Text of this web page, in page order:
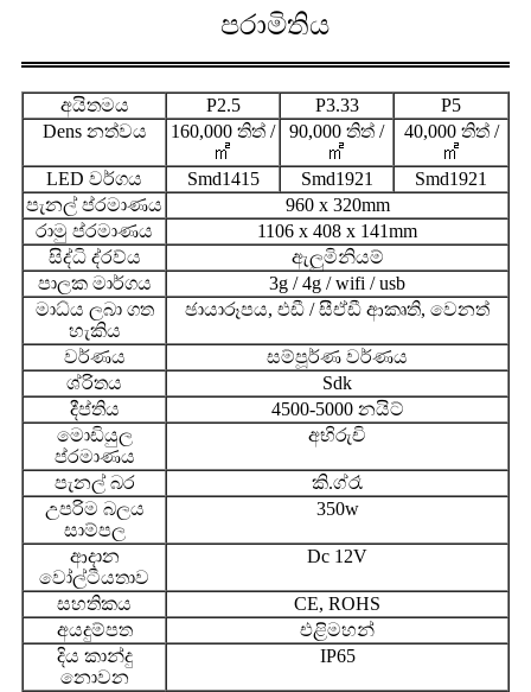
පරාමිතිය
අයිතමය P2.5 P3.33
P5
Dens නත්වය
160,000 තිත් /
㎡
90,000 තිත් /
㎡
40,000 තිත් /
㎡
LED වර්ගය
Smd1415 Smd1921
Smd1921
පැනල් ප්රමාණය
960 x 320mm
රාමු ප්රමාණය
1106 x 408 x 141mm
සිද්ධි ද්රව්ය
ඇලුමිනියම්
පාලක මාර්ගය
3g / 4g / wifi / usb
මාධ්ය ලබා ගත
හැකිය
ඡායාරූපය, එඩී / සීඒඩී ආකෘති, වෙනත්
වර්ණය
සම්පූර්ණ වර්ණය
ශ්රිතය
Sdk
දීප්තිය
4500-5000 නයිට්
මොඩියුල
ප්රමාණය
අභිරුචි
පැනල් බර
කි.ග්රෑ
උපරිම බලය
සාම්පල
350w
ආදාන
වෝල්ටීයතාව
Dc 12V
සහතිකය
CE, ROHS
අයදුම්පත
එළිමහන්
දිය කාන්දු
නොවන
IP65